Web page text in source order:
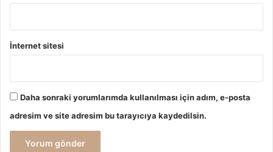
İnternet sitesi
Daha sonraki yorumlarımda kullanılması için adım, e-posta
adresim ve site adresim bu tarayıcıya kaydedilsin.